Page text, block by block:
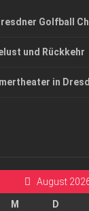
Golfball
und Rückkehr
in
August
M D